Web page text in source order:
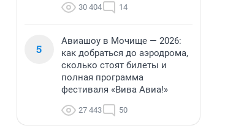
30 404 14
5
Авиашоу в Мочище — 2026:
как добраться до аэродрома,
сколько стоят билеты и
полная программа
фестиваля «Вива Авиа!»
27 443 50